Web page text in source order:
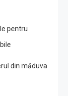
pentru
din măduva